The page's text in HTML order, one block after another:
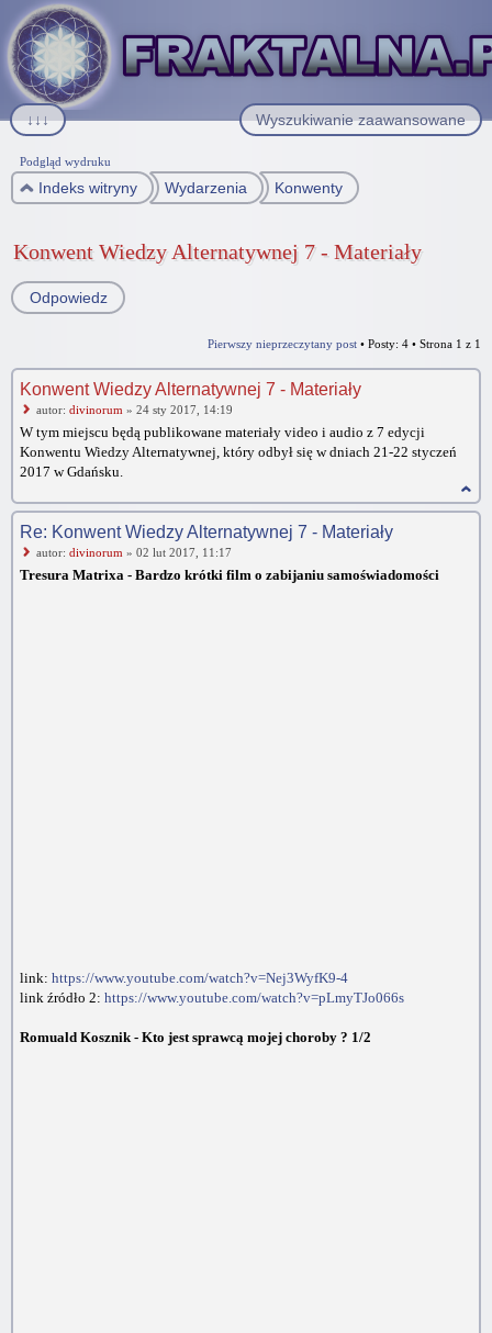
Wyszukiwanie zaawansowane
↓↓↓
Podgląd wydruku
Indeks witryny Wydarzenia Konwenty
Konwent Wiedzy Alternatywnej 7 - Materiały
Odpowiedz
Pierwszy nieprzeczytany post • Posty: 4 • Strona 1 z 1
Konwent Wiedzy Alternatywnej 7 - Materiały
autor: divinorum » 24 sty 2017, 14:19
W tym miejscu będą publikowane materiały video i audio z 7 edycji
Konwentu Wiedzy Alternatywnej, który odbył się w dniach 21-22 styczeń
2017 w Gdańsku.
Re: Konwent Wiedzy Alternatywnej 7 - Materiały
autor: divinorum » 02 lut 2017, 11:17
Tresura Matrixa - Bardzo krótki film o zabijaniu samoświadomości
link: https://www.youtube.com/watch?v=Nej3WyfK9-4
link źródło 2: https://www.youtube.com/watch?v=pLmyTJo066s
Romuald Kosznik - Kto jest sprawcą mojej choroby ? 1/2